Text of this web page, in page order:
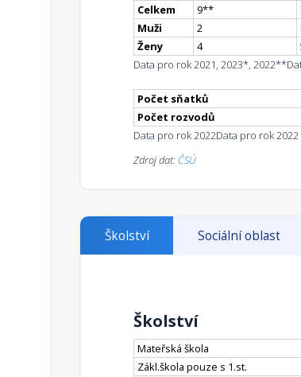
Celkem
9**
Muži
2
Ženy
4
Data pro rok 2021, 2023*, 2022**
Počet sňatků
Počet rozvodů
Data pro rok 2022Data pro rok 2022
Zdroj dat: ČSÚ
Školství Sociální oblast
Školství
Mateřská škola
Zákl.škola pouze s 1.st.